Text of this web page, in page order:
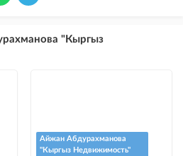
"Кыргыз
Айжан Абдурахманова
"Кыргыз Недвижимость"